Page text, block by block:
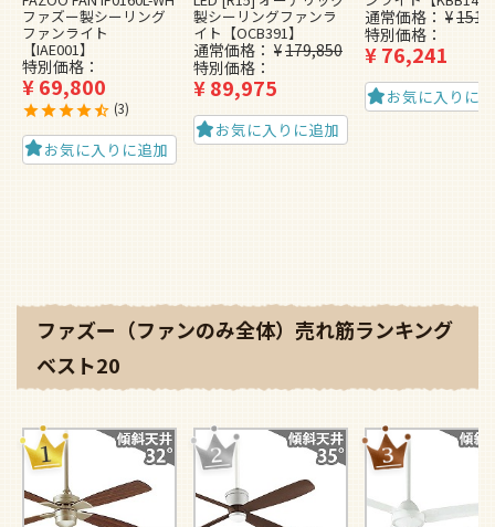
ファズー製シーリング
ファンライト
【IAE001】
特別価格
¥69,800
3
お気に入りに追加
製シーリングファンラ
イト【OCB391】
通常価格 ¥179,850
特別価格
¥89,975
お気に入りに追加
通常価格 ¥
特別価格
¥76,241
お気に入りに
ファズー（ファンのみ全体）売れ筋ランキング
ベスト20